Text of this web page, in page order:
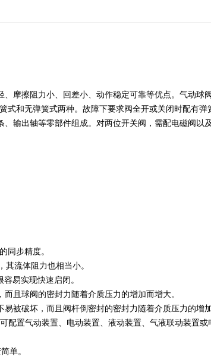
擦阻力小、回差小、动作稳定可靠等优点。气动球
和无弹簧式两种。故障下要求阀全开或关闭时配有
输出轴等零部件组成。对两位开关阀，需配电磁阀以
同步精度。
流体阻力也相当小。
易实现快速启闭。
且球阀的密封力随着介质压力的增加而增大。
破坏，而且阀杆倒密封的密封力随着介质压力的增加
置气动装置、电动装置、液动装置、气液联动装置或
单。